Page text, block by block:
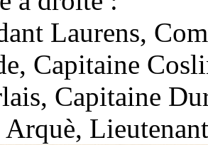
Laurens,
Capitaine
Capitaine
Arquè,